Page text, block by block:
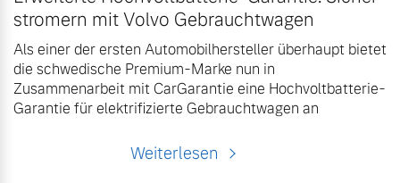
stromern mit Volvo Gebrauchtwagen
Als einer der ersten Automobilhersteller überhaupt bietet
die schwedische Premium-Marke nun in
Zusammenarbeit mit CarGarantie eine Hochvoltbatterie-
Garantie für elektrifizierte Gebrauchtwagen an
Weiterlesen